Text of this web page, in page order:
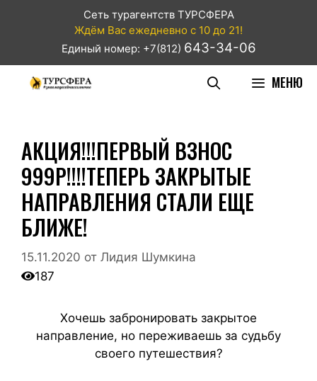
Сеть турагентств ТУРСФЕРА
Ждём Вас ежедневно с 10 до 21!
Единый номер: +7(812) 643-34-06
МЕНЮ
АКЦИЯ!!!ПЕРВЫЙ ВЗНОС
999Р!!!!ТЕПЕРЬ ЗАКРЫТЫЕ
НАПРАВЛЕНИЯ СТАЛИ ЕЩЕ
БЛИЖЕ!
15.11.2020 от Лидия Шумкина
187
Хочешь забронировать закрытое
направление, но переживаешь за судьбу
своего путешествия?